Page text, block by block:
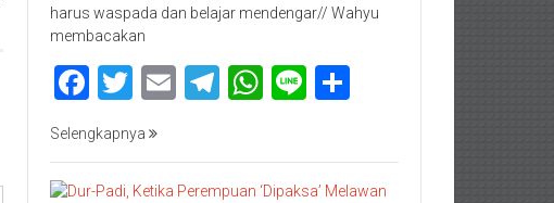
harus waspada dan belajar mendengar// Wahyu
membacakan
Facebook
Twitter
EmailTelegram
WhatsApp
Line
Selengkapnya